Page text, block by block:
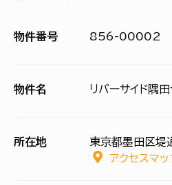
物件番号 856-00002
物件名 リバーサイド隅
所在地
東京都墨田区
アクセスマッ